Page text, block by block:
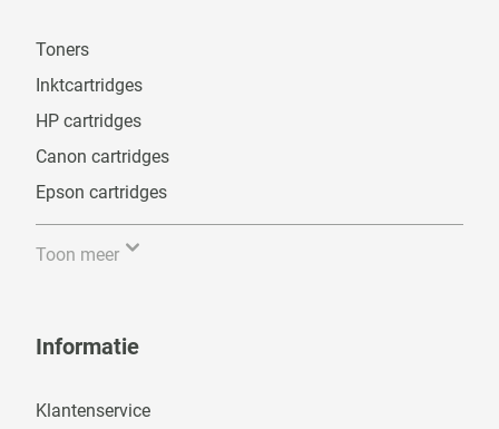
Toners
Inktcartridges
HP cartridges
Canon cartridges
Epson cartridges
Toon meer
Informatie
Klantenservice